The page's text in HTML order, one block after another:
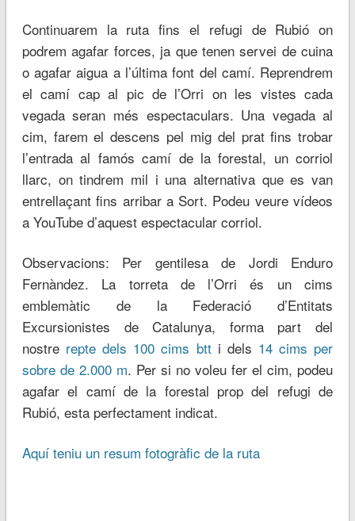
Continuarem la ruta fins el refugi de Rubió on
podrem agafar forces, ja que tenen servei de cuina
o agafar aigua a l’última font del camí. Reprendrem
el camí cap al pic de l’Orri on les vistes cada
vegada seran més espectaculars. Una vegada al
cim, farem el descens pel mig del prat fins trobar
l’entrada al famós camí de la forestal, un corriol
llarc, on tindrem mil i una alternativa que es van
entrellaçant fins arribar a Sort. Podeu veure vídeos
a YouTube d’aquest espectacular corriol.
Observacions: Per gentilesa de Jordi Enduro
Fernàndez. La torreta de l’Orri és un cims
emblemàtic de la Federació d’Entitats
Excursionistes de Catalunya, forma part del
nostre repte dels 100 cims btti dels 14 cims per
sobre de 2.000 m. Per si no voleu fer el cim, podeu
agafar el camí de la forestal prop del refugi de
Rubió, esta perfectament indicat.
Aquí teniu un resum fotogràfic de la ruta